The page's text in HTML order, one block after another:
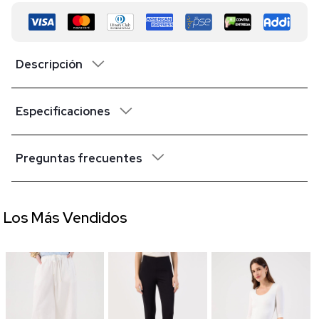
Descripción
Especificaciones
Preguntas frecuentes
Los Más Vendidos